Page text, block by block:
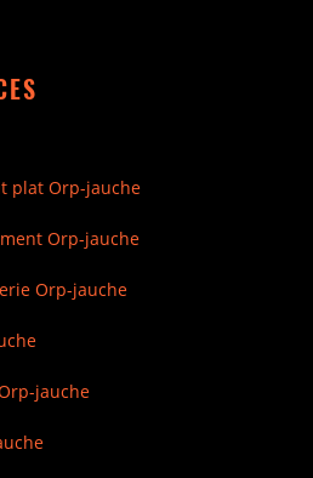
plat Orp-jauche
Orp-jauche
Orp-jauche
jauche